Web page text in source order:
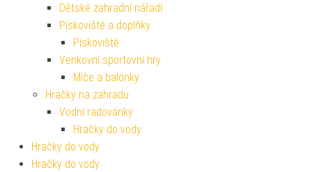
Dětské zahradní nářadí
Pískoviště a doplňky
Pískoviště
Venkovní sportovní hry
Míče a balónky
Hračky na zahradu
Vodní radovánky
Hračky do vody
Hračky do vody
Hračky do vody